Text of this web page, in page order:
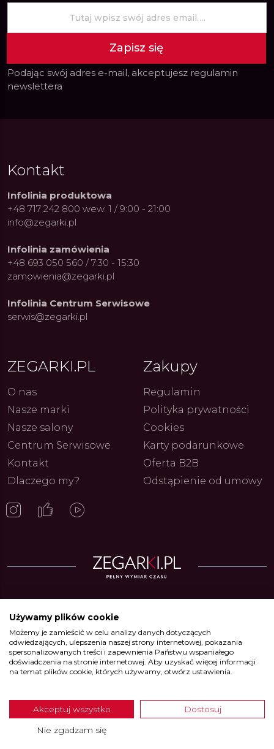
27.07.2026 ZEGARKI.PL
Zapisz się
Podając swój adres e-mail, akceptujesz regulamin
newslettera
Kontakt
Infolinia produktowa
+48 717 242 800 wew. 1 / 9:00 - 21:00
info@zegarki.pl
Infolinia zamówienia
+48 693 050 560 / 7:30 - 15:30
zamowienia@zegarki.pl
Infolinia Centrum Serwisowe
serwis@zegarki.pl
ZEGARKI.PL
O nas
Nasze marki
Nasze salony
Centrum Serwisowe
Kontakt
Dlaczego my?
Zakupy
Regulamin
Polityka prywatności
Cookies
Karty podarunkowe
Oferta B2B
Odstąpienie od umowy
Zegarki w ofercie
Zegarki Alpina•Zegarki Atlantic •Zegarki Błonie•Zegarki Boccia
Titanium•Zegarki Calypso •Zegarki Candino •Zegarki Casio•Zegarki
Certina
• Zegarki Citizen• Zegarki DOXA • Zegarki Edifice•
Zegarki Festina
•Zegarki Frederique Constant •Zegarki G-Shock• Zegarki Garmin
Zegarki Mudita•Zegarki Oris•Zegarki Perrelet•Zegarki PRIM•Zegarki
•Zegarki Roamer•Zegarki Seiko Zegarki Timex•Zegarki Tissot
Zegarki Wenger
Używamy plików cookie
Możemy je zamieścić w celu analizy danych dotyczących
odwiedzających, ulepszenia naszej strony internetowej, pokazania
spersonalizowanych treści i zapewnienia Państwu wspaniałego
doświadczenia na stronie internetowej. Aby uzyskać więcej informacji
na temat plików cookie, których używamy, otwórz ustawienia.
Akceptuj wszystko Dostosuj
Nie zgadzam się